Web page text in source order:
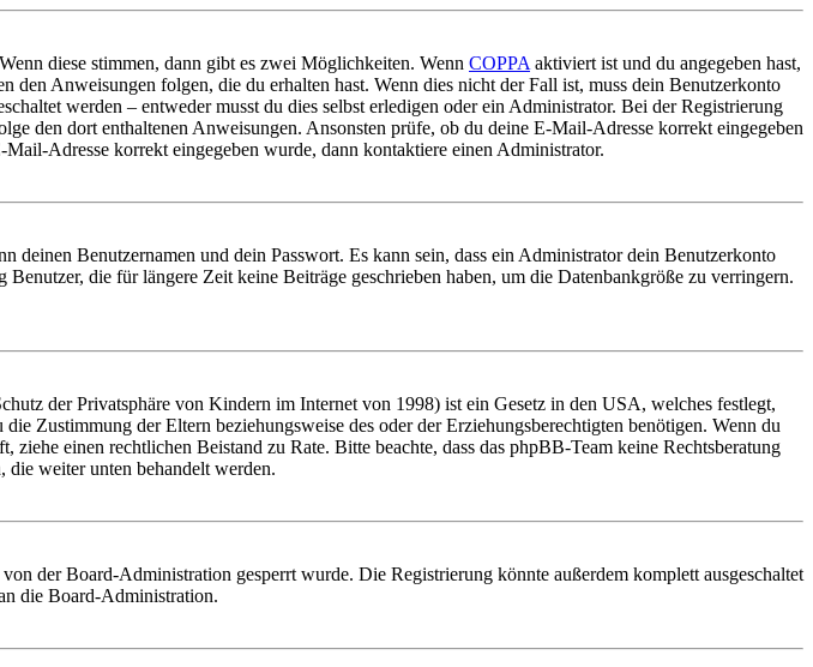
diese stimmen, dann gibt es zwei Möglichkeiten. Wenn COPPA aktiviert ist und du angegeben hast,
den Anweisungen folgen, die du erhalten hast. Wenn dies nicht der Fall ist, muss dein Benutzerkonto
werden – entweder musst du dies selbst erledigen oder ein Administrator. Bei der Registrierung
den dort enthaltenen Anweisungen. Ansonsten prüfe, ob du deine E-Mail-Adresse korrekt eingegeben
Adresse korrekt eingegeben wurde, dann kontaktiere einen Administrator.
Benutzernamen und dein Passwort. Es kann sein, dass ein Administrator dein Benutzerkonto
die für längere Zeit keine Beiträge geschrieben haben, um die Datenbankgröße zu verringern.
der Privatsphäre von Kindern im Internet von 1998) ist ein Gesetz in den USA, welches festlegt,
Zustimmung der Eltern beziehungsweise des oder der Erziehungsberechtigten benötigen. Wenn du
einen rechtlichen Beistand zu Rate. Bitte beachte, dass das phpBB-Team keine Rechtsberatung
die weiter unten behandelt werden.
der Board-Administration gesperrt wurde. Die Registrierung könnte außerdem komplett ausgeschaltet
die Board-Administration.